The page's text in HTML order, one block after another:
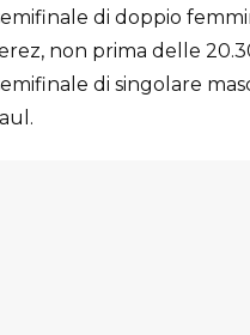
di doppio
non prima delle
di singolare